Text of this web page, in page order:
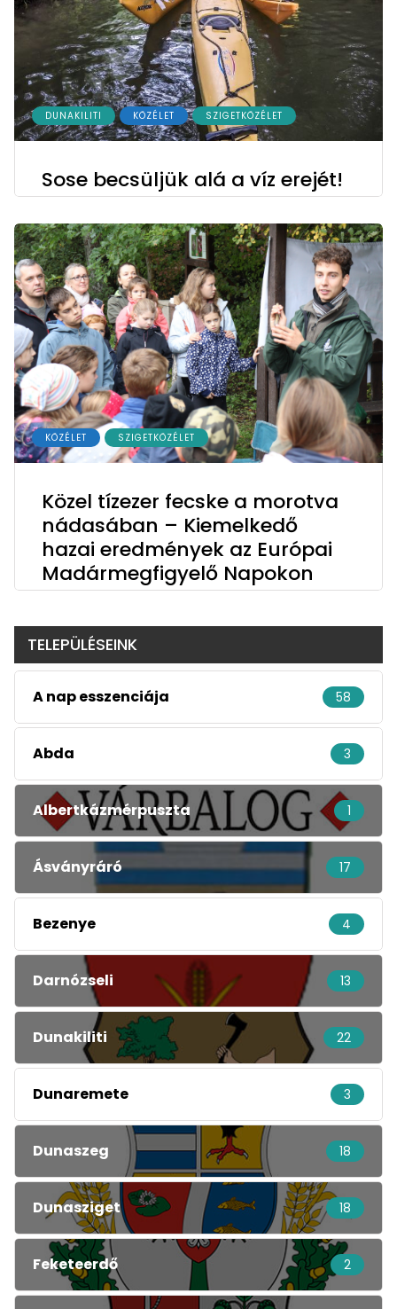
DUNAKILITI KÖZÉLET SZIGETKÖZÉLET
Sose becsüljük alá a víz erejét!
KÖZÉLET SZIGETKÖZÉLET
Közel tízezer fecske a morotva
nádasában – Kiemelkedő
hazai eredmények az Európai
Madármegfigyelő Napokon
TELEPÜLÉSEINK
A nap esszenciája 58
Abda 3
Albertkázmérpuszta 1
Ásványráró 17
Bezenye 4
Darnózseli 13
Dunakiliti 22
Dunaremete 3
Dunaszeg 18
Dunasziget 18
Feketeerdő 2